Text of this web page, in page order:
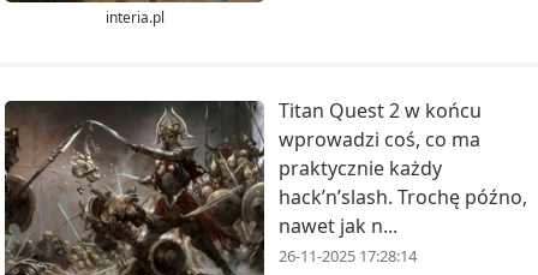
interia.pl
Titan Quest 2 w końcu
wprowadzi coś, co ma
praktycznie każdy
hack’n’slash. Trochę późno,
nawet jak n...
26-11-2025 17:28:14